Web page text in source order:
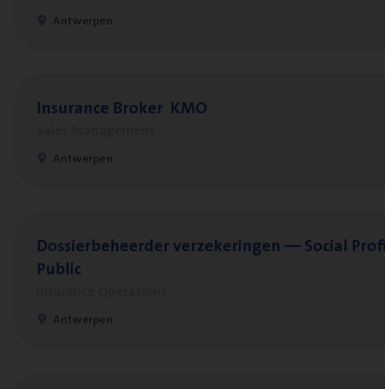
Antwerpen
Insu­ran­ce Bro­ker KMO
Antwerpen
Dos­sier­be­heer­der ver­ze­ke­rin­gen — Soci­al
Public
Antwerpen